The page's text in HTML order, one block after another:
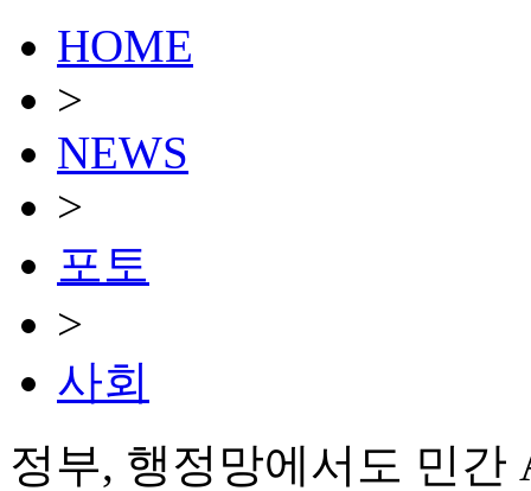
HOME
>
NEWS
>
포토
>
사회
정부, 행정망에서도 민